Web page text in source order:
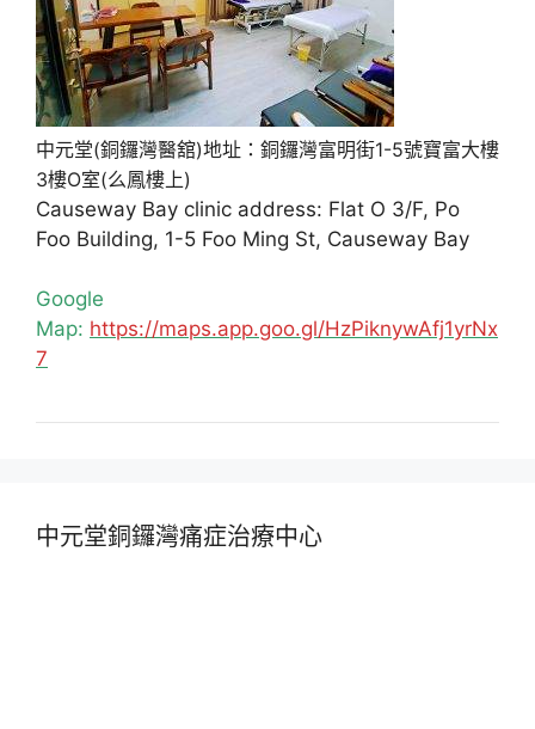
中元堂(銅鑼灣醫舘)地址：銅鑼灣富明街1-5號寶富大樓
3樓O室(么鳳樓上)
Causeway Bay clinic address: Flat O 3/F, Po
Foo Building, 1-5 Foo Ming St, Causeway Bay
Google
Map: https://maps.app.goo.gl/HzPiknywAfj1yrNx
7
中元堂銅鑼灣痛症治療中心